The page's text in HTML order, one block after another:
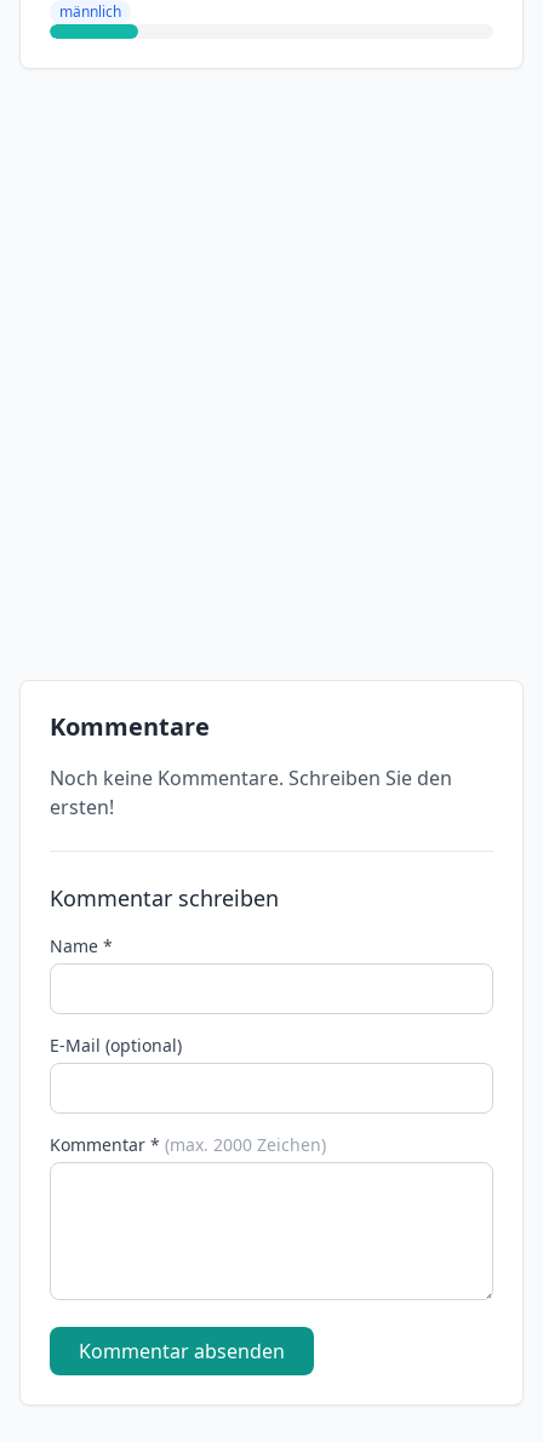
männlich
Kommentare
Noch keine Kommentare. Schreiben Sie den
ersten!
Kommentar schreiben
Name *
E-Mail (optional)
Kommentar * (max. 2000 Zeichen)
Kommentar absenden